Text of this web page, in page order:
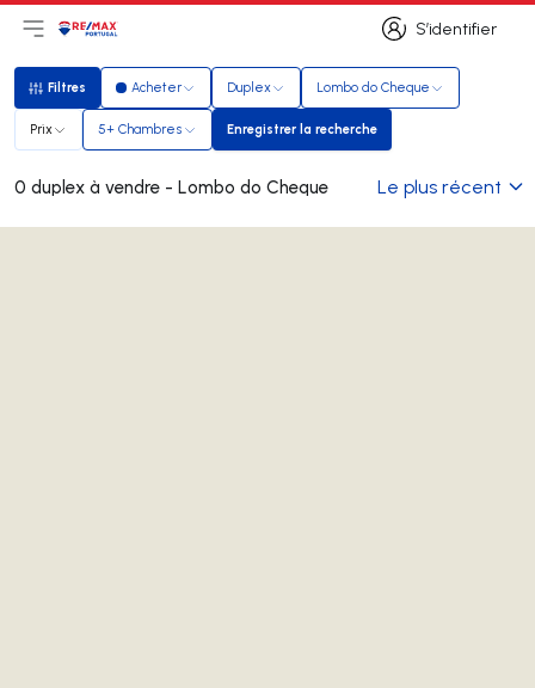
S’identifier
S’identifier
Ouvrir le menu principal
LogoAller à la page d’accueil
Filtres
Filtres Acheter Duplex Lombo do Cheque
Prix 5+ Chambres Enregistrer la recherche
Enregistrer la recherche
0 duplex à vendre - Lombo do Cheque Le plus récent